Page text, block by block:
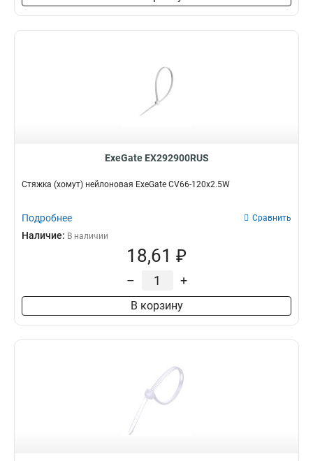
ExeGate EX292900RUS
Стяжка (хомут) нейлоновая ExeGate CV66-120x2.5W
Подробнее Сравнить
Наличие: В наличии
18,61 ₽
– +
В корзину